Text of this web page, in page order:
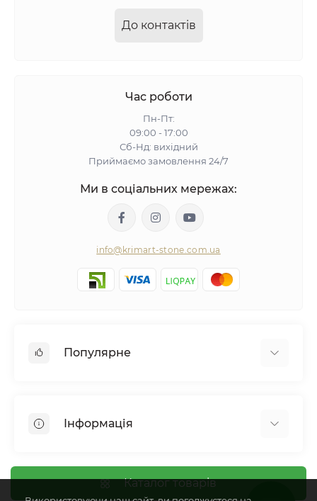
До контактів
Час роботи
Пн-Пт:
09:00 - 17:00
Сб-Нд: вихідний
Приймаємо замовлення 24/7
Ми в соціальних мережах:
info@krimart-stone.com.ua
Популярне
Облицювальна плитка
Художня мозаїка
Камінь в слебах
Інформація
Оплата і доставка Каталог товарів